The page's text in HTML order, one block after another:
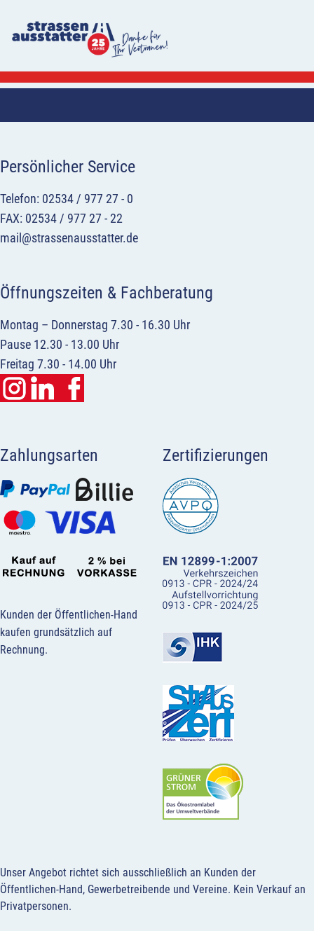
Persönlicher Service
Telefon: 02534 / 977 27 - 0
FAX: 02534 / 977 27 - 22
mail@strassenausstatter.de
Öffnungszeiten & Fachberatung
Montag – Donnerstag 7.30 - 16.30 Uhr
Pause 12.30 - 13.00 Uhr
Freitag 7.30 - 14.00 Uhr
Zahlungsarten
Kunden der Öffentlichen-Hand
kaufen grundsätzlich auf
Rechnung.
Zertifizierungen
Unser Angebot richtet sich ausschließlich an Kunden der
Öffentlichen-Hand, Gewerbetreibende und Vereine. Kein Verkauf an
Privatpersonen.